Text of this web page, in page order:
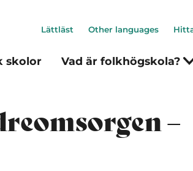
skolor Vad är folkhögskola?
Lättläst Other languages
–